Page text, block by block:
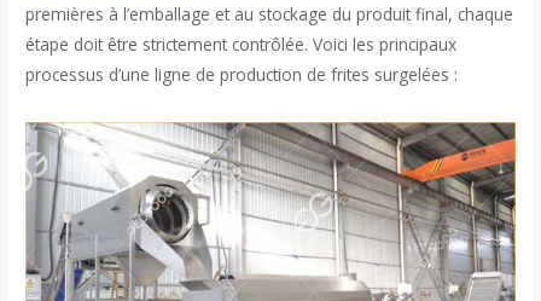
premières à l’emballage et au stockage du produit final, chaque
étape doit être strictement contrôlée. Voici les principaux
processus d’une ligne de production de frites surgelées :